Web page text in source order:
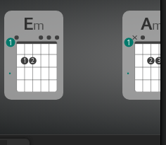
Em
1 2
1
Am
2 3
1